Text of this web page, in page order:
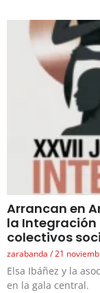
Arrancan en
la Integración
colectivos
zarabanda 21
Elsa Ibáñez y la
en la gala central.